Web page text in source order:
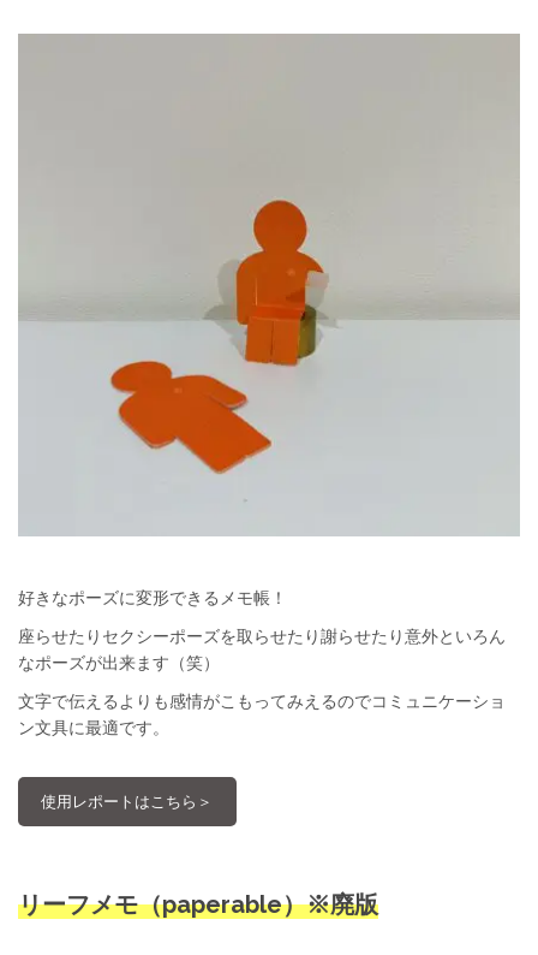
好きなポーズに変形できるメモ帳！
座らせたりセクシーポーズを取らせたり謝らせたり意外といろん
なポーズが出来ます（笑）
文字で伝えるよりも感情がこもってみえるのでコミュニケーショ
ン文具に最適です。
使用レポートはこちら＞
リーフメモ（paperable）※廃版